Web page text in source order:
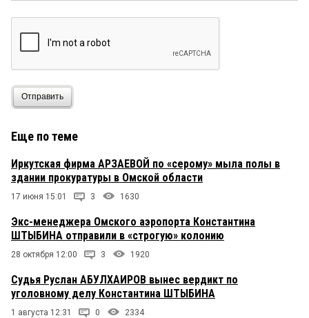
Отправить
Еще по теме
Иркутская фирма АРЗАЕВОЙ по «серому» мыла полы в
здании прокуратуры в Омской области
17 июня 15:01 3 1630
Экс-менеджера Омского аэропорта Константина
ШТЫБИНА отправили в «строгую» колонию
28 октября 12:00 3 1920
Судья Руслан АБУЛХАИРОВ вынес вердикт по
уголовному делу Константина ШТЫБИНА
1 августа 12:31 0 2334